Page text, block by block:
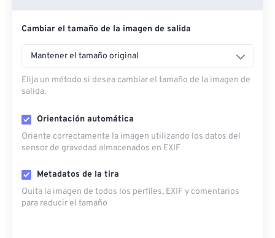
Desde URL
Cambiar el tamaño de la imagen de salida
Mantener el tamaño original
Elija un método si desea cambiar el tamaño de la imagen de
salida.
Orientación automática
Oriente correctamente la imagen utilizando los datos del
sensor de gravedad almacenados en EXIF
Metadatos de la tira
Quita la imagen de todos los perfiles, EXIF ​​y comentarios
para reducir el tamaño